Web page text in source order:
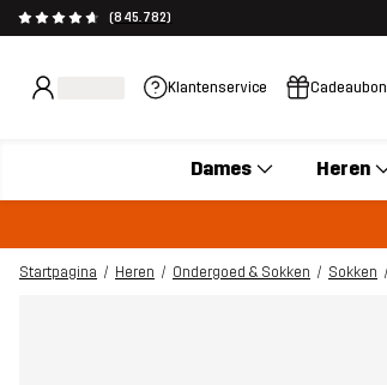
(845.782)
Klantenservice Cadeaubon
Dames Heren
Startpagina Heren Ondergoed & Sokken Sokken